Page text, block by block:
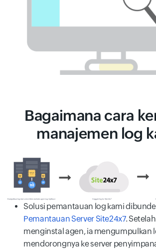
Bagaimana cara
manajemen log
Solusi pemantauan log kami
Pemantauan Server Site24x7.
menginstal agen, ia mengumpulkan
mendorongnya ke server